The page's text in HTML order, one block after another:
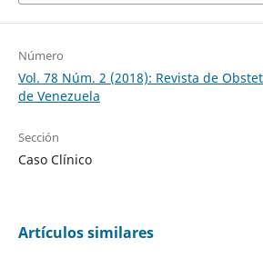
Número
Vol. 78 Núm. 2 (2018): Revista de
de Venezuela
Sección
Caso Clínico
Artículos similares